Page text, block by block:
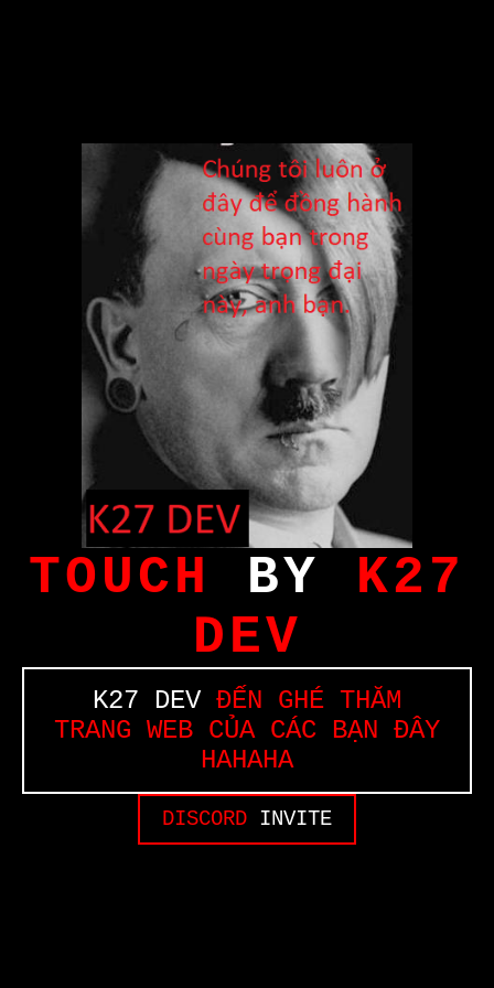
TOUCH BY K27
DEV
K27 DEVĐẾN GHÉ THĂM
TRANG WEB CỦA CÁC BẠN ĐÂY
HAHAHA
DISCORD INVITE